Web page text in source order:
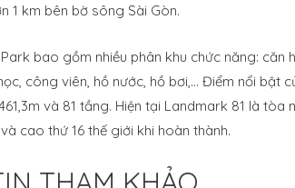
1 km bên bờ sông Sài Gòn.
bao gồm nhiều phân khu chức năng: căn
công viên, hồ nước, hồ bơi,… Điểm nổi bật
và 81 tầng. Hiện tại Landmark 81 là tòa
cao thứ 16 thế giới khi hoàn thành.